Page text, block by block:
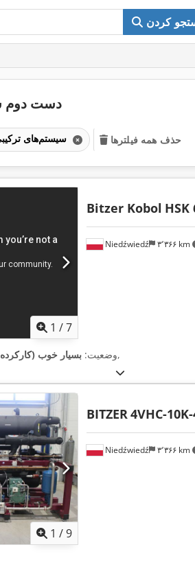
کردن
دست دوم
سیستم‌های ترکیبی حذف همه فیلترها
1 /7
Niedźwiedź ۳٬۳۶۶ km
Bitzer Kobol HSK
وضعیت: بسیار خوب ,
1 /9
Niedźwiedź ۳٬۳۶۶ km
BITZER 4VHC-